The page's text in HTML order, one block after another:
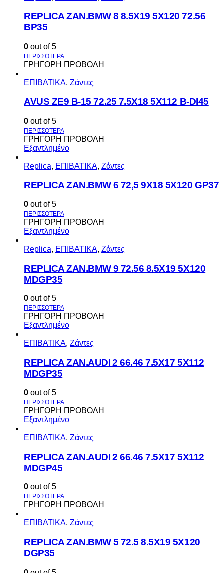
REPLICA ZAN.BMW 8 8.5X19 5X120 72.56
BP35
0 out of 5
ΓΡΗΓΟΡΗ ΠΡΟΒΟΛΗ
ΕΠΙΒΑΤΙΚΑ, Ζάντες
AVUS ΖΕ9 Β-15 72.25 7.5Χ18 5Χ112 Β-DI45
0 out of 5
ΓΡΗΓΟΡΗ ΠΡΟΒΟΛΗ
Εξαντλημένο
Replica, ΕΠΙΒΑΤΙΚΑ, Ζάντες
REPLICA ZAN.BMW 6 72,5 9X18 5X120 GP37
0 out of 5
ΓΡΗΓΟΡΗ ΠΡΟΒΟΛΗ
Εξαντλημένο
Replica, ΕΠΙΒΑΤΙΚΑ, Ζάντες
REPLICA ZAN.BMW 9 72.56 8.5X19 5X120
MDGP35
0 out of 5
ΓΡΗΓΟΡΗ ΠΡΟΒΟΛΗ
Εξαντλημένο
ΕΠΙΒΑΤΙΚΑ, Ζάντες
REPLICA ZAN.AUDI 2 66.46 7.5X17 5X112
MDGP35
0 out of 5
ΓΡΗΓΟΡΗ ΠΡΟΒΟΛΗ
Εξαντλημένο
ΕΠΙΒΑΤΙΚΑ, Ζάντες
REPLICA ZAN.AUDI 2 66.46 7.5X17 5X112
MDGP45
0 out of 5
ΓΡΗΓΟΡΗ ΠΡΟΒΟΛΗ
ΕΠΙΒΑΤΙΚΑ, Ζάντες
REPLICA ZAN.BMW 5 72.5 8.5X19 5X120
DGP35